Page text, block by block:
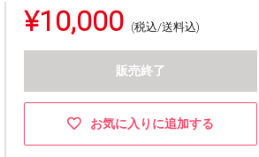
¥10,000 (税込/送料込)
販売終了
お気に入りに追加する